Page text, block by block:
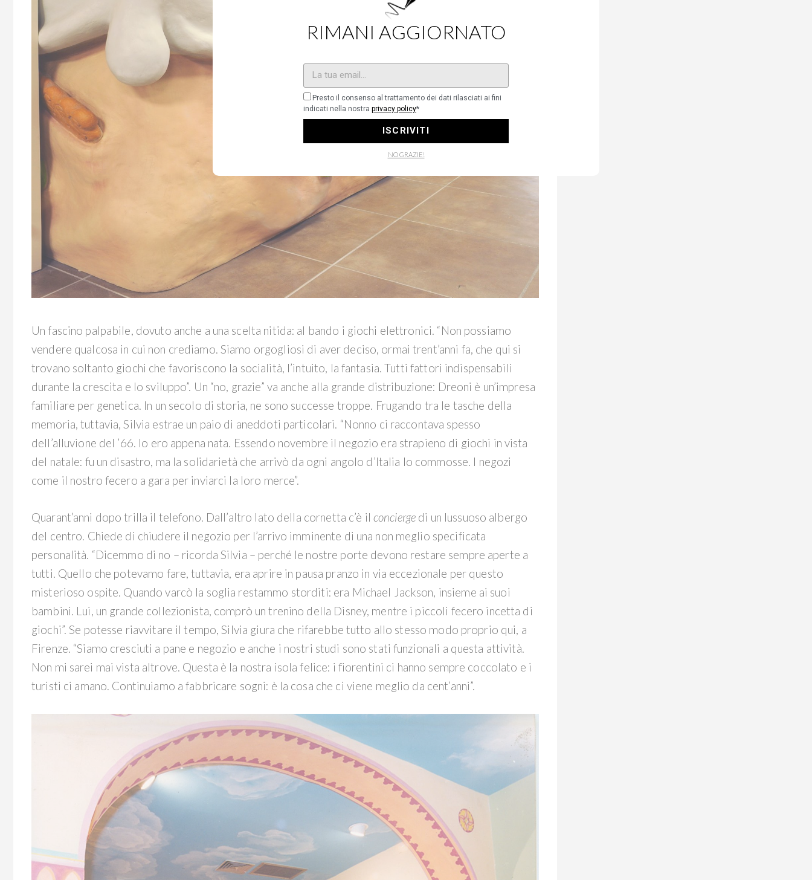
Un fascino palpabile, dovuto anche a una scelta nitida: al bando i giochi elettronici. “Non possiamo
vendere qualcosa in cui non crediamo. Siamo orgogliosi di aver deciso, ormai trent’anni fa, che qui si
trovano soltanto giochi che favoriscono la socialità, l’intuito, la fantasia. Tutti fattori indispensabili
durante la crescita e lo sviluppo”. Un “no, grazie” va anche alla grande distribuzione: Dreoni è un’impresa
familiare per genetica. In un secolo di storia, ne sono successe troppe. Frugando tra le tasche della
memoria, tuttavia, Silvia estrae un paio di aneddoti particolari. “Nonno ci raccontava spesso
dell’alluvione del ’66. Io ero appena nata. Essendo novembre il negozio era strapieno di giochi in vista
del natale: fu un disastro, ma la solidarietà che arrivò da ogni angolo d’Italia lo commosse. I negozi
come il nostro fecero a gara per inviarci la loro merce”.
Quarant’anni dopo trilla il telefono. Dall’altro lato della cornetta c’è il concierge di un lussuoso albergo
del centro. Chiede di chiudere il negozio per l’arrivo imminente di una non meglio specificata
personalità. “Dicemmo di no – ricorda Silvia – perché le nostre porte devono restare sempre aperte a
tutti. Quello che potevamo fare, tuttavia, era aprire in pausa pranzo in via eccezionale per questo
misterioso ospite. Quando varcò la soglia restammo storditi: era Michael Jackson, insieme ai suoi
bambini. Lui, un grande collezionista, comprò un trenino della Disney, mentre i piccoli fecero incetta di
giochi”. Se potesse riavvitare il tempo, Silvia giura che rifarebbe tutto allo stesso modo proprio qui, a
Firenze. “Siamo cresciuti a pane e negozio e anche i nostri studi sono stati funzionali a questa attività.
Non mi sarei mai vista altrove. Questa è la nostra isola felice: i fiorentini ci hanno sempre coccolato e i
turisti ci amano. Continuiamo a fabbricare sogni: è la cosa che ci viene meglio da cent’anni”.
RIMANI AGGIORNATO
Presto il consenso al trattamento dei dati rilasciati ai fini
indicati nella nostra privacy policy*
ISCRIVITI
NO GRAZIE!